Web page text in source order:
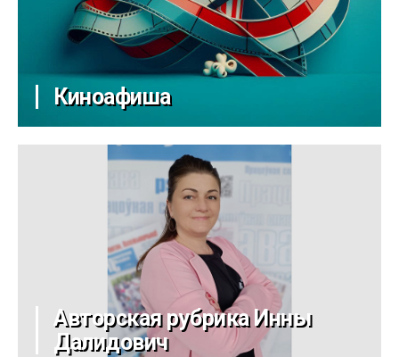
Киноафиша
Авторская рубрика Инны
Далидович